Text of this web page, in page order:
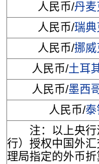
人民币/丹麦
人民币/瑞典
人民币/挪威
人民币/土耳
人民币/墨西
人民币/泰
注：以上央
行）授权中国外
理局指定的外币折